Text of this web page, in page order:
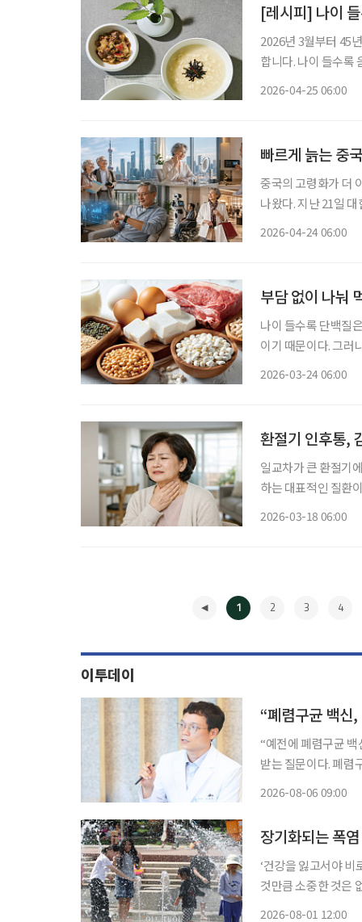
[레시피] 나이
2026년 3월부터 45
합니다. 나이 들수록 음식은 단순히 배를 채우는 것을 넘어 건강을 돌보는 중요한 식사가 된다.
2026-04-25 06:00
빠르게 늙는 중
중국의 고령화가 더
나왔다. 지난 21일
2026-04-24 06:00
부담 없이 나눠
나이 들수록 단백질
이기 때문이다. 그러
2026-03-24 06:00
환절기 인후통,
일교차가 큰 환절기
하는 대표적인 질환
2026-03-18 06:00
1 2 3 4
이투데이
“폐렴구균 백
“예전에 폐렴구균 백신을 맞았는
받는 질문이다. 폐렴
2026-08-06 09:00
‘건강을 잃고서야
것만큼 소중한 것은
2026-08-01 12:00